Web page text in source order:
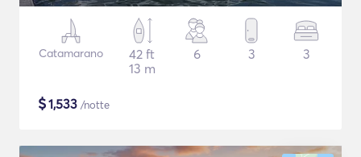
Catamarano
42 ft
13 m
6 3 3
$1,533 /notte